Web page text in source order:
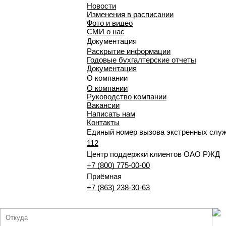
Новости
Изменения в расписании
Фото и видео
СМИ о нас
Документация
Раскрытие информации
Годовые бухгалтерские отчеты
Документация
О компании
О компании
Руководство компании
Вакансии
Написать нам
Контакты
Единый номер вызова экстренных
112
Центр поддержки клиентов ОАО РЖД
+7 (800) 775-00-00
Приёмная
+7 (863) 238-30-63